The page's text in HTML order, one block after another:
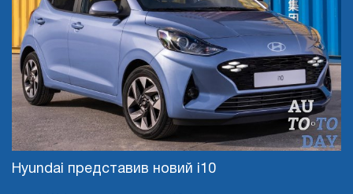
Hyundai представив новий i10